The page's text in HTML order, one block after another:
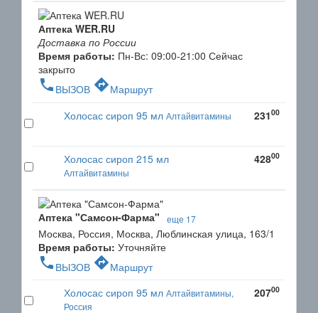
Аптека WER.RU
Доставка по России
Время работы: Пн-Вс: 09:00-21:00 Сейчас
закрыто
phone ВЫЗОВ directionsМаршрут
Холосас сироп 95 мл Алтайвитамины 23100
Холосас сироп 215 мл
Алтайвитамины
42800
Аптека "Самсон-Фарма" еще 17
Москва, Россия, Москва, Люблинская улица, 163/1
Время работы: Уточняйте
phone ВЫЗОВ directionsМаршрут
Холосас сироп 95 мл Алтайвитамины,
Россия
20700